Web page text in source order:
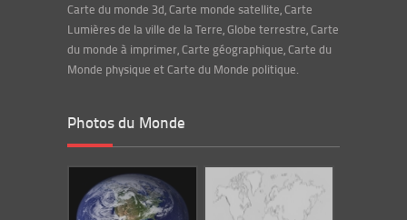
Carte du monde 3d, Carte monde satellite, Carte
Lumières de la ville de la Terre, Globe terrestre, Carte
du monde à imprimer, Carte géographique, Carte du
Monde physique et Carte du Monde politique.
Photos du Monde